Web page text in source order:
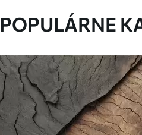
POPULÁRNE